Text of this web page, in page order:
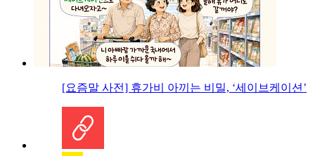
[요즘말 사전] 휴가비 아끼는 비밀, ‘세이브케이션’